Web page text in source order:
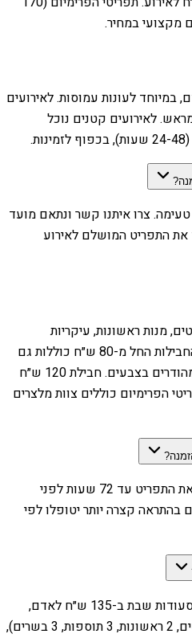
במיוחד לעונות עמוסות. לאירועים
לאירועים קטנים נוכל
טעימה. צרו איתנו קשר ונתאם מועד
את התפריט המושלם לאירוע
מנות ראשונות, עיקריות
ותוספות) כפי שמפורט באתר. החבילות החל מ-80 ש״ח כוללות גם
שתייה קלה וכלים חד-פעמיים מהודרים בצבעים. חבילת 120 ש״ח
הפרימיום כוללים צוות מלצרים
אפשר לשנות את כמות המנות ואת התפריט עד 72 שעות לפני
בהתראה קצרה יותר יטופלו לפי
כן! יש לנו חבילה ייעודית של 3 סעודות שבת ב-135 ש״ח לאדם,
הכוללת אוכל לליל שבת (8 סלטים, 2 ראשונות, 3 תוספות, 3 בשרים),